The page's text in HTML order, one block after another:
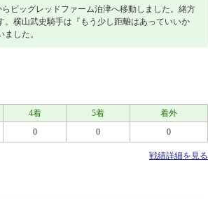
ビッグレッドファーム泊津へ移動しました。緒方
横山武史騎手は『もう少し距離はあっていいか
した。
4着 5着
着外
0 0 0
戦績詳細を見る